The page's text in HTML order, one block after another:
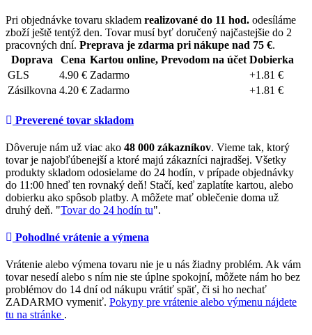
Pri objednávke tovaru skladem realizované do 11 hod. odesíláme
zboží ještě tentýž den. Tovar musí byť doručený najčastejšie do 2
pracovných dní. Preprava je zdarma pri nákupe nad 75 €.
Doprava
Cena Kartou online, Prevodom na účet Dobierka
GLS
4.90 € Zadarmo
+1.81 €
Zásilkovna 4.20 € Zadarmo +1.81 €
Preverené tovar skladom
Dôveruje nám už viac ako 48 000 zákazníkov. Vieme tak, ktorý
tovar je najobľúbenejší a ktoré majú zákazníci najradšej. Všetky
produkty skladom odosielame do 24 hodín, v prípade objednávky
do 11:00 hneď ten rovnaký deň! Stačí, keď zaplatíte kartou, alebo
dobierku ako spôsob platby. A môžete mať oblečenie doma už
druhý deň. "Tovar do 24 hodín tu".
Pohodlné vrátenie a výmena
Vrátenie alebo výmena tovaru nie je u nás žiadny problém. Ak vám
tovar nesedí alebo s ním nie ste úplne spokojní, môžete nám ho bez
problémov do 14 dní od nákupu vrátiť späť, či si ho nechať
ZADARMO vymeniť. Pokyny pre vrátenie alebo výmenu nájdete
tu na stránke .